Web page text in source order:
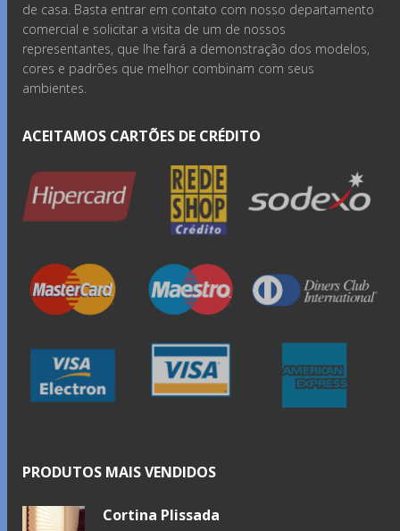
de casa. Basta entrar em contato com nosso departamento
comercial e solicitar a visita de um de nossos
representantes, que lhe fará a demonstração dos modelos,
cores e padrões que melhor combinam com seus
ambientes.
ACEITAMOS CARTÕES DE CRÉDITO
PRODUTOS MAIS VENDIDOS
Cortina Plissada